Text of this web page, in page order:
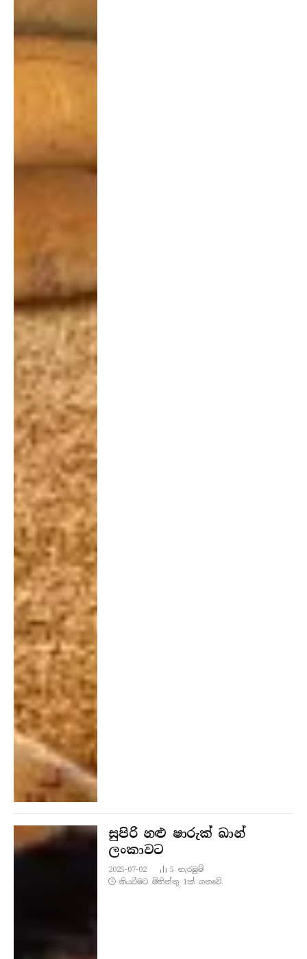
සුපිරි නළු ෂාරුක් ඛාන්
ලංකාවට
2025-07-02 5නැරඹු​ම්
කියවීමට මිනිත්තු 1ක් ගතවේ.